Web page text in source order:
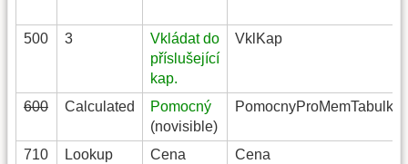
500 3
Vkládat do
příslušející
kap.
VklKap
600 Calculated
Pomocný
(novisible)
PomocnyProMemTabulku
710 Lookup Cena
Cena